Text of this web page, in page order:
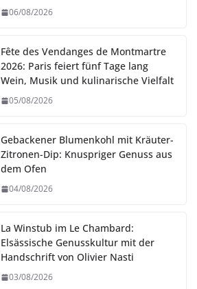
06/08/2026
Fête des Vendanges de Montmartre
2026: Paris feiert fünf Tage lang
Wein, Musik und kulinarische Vielfalt
05/08/2026
Gebackener Blumenkohl mit Kräuter-
Zitronen-Dip: Knuspriger Genuss aus
dem Ofen
04/08/2026
La Winstub im Le Chambard:
Elsässische Genusskultur mit der
Handschrift von Olivier Nasti
03/08/2026